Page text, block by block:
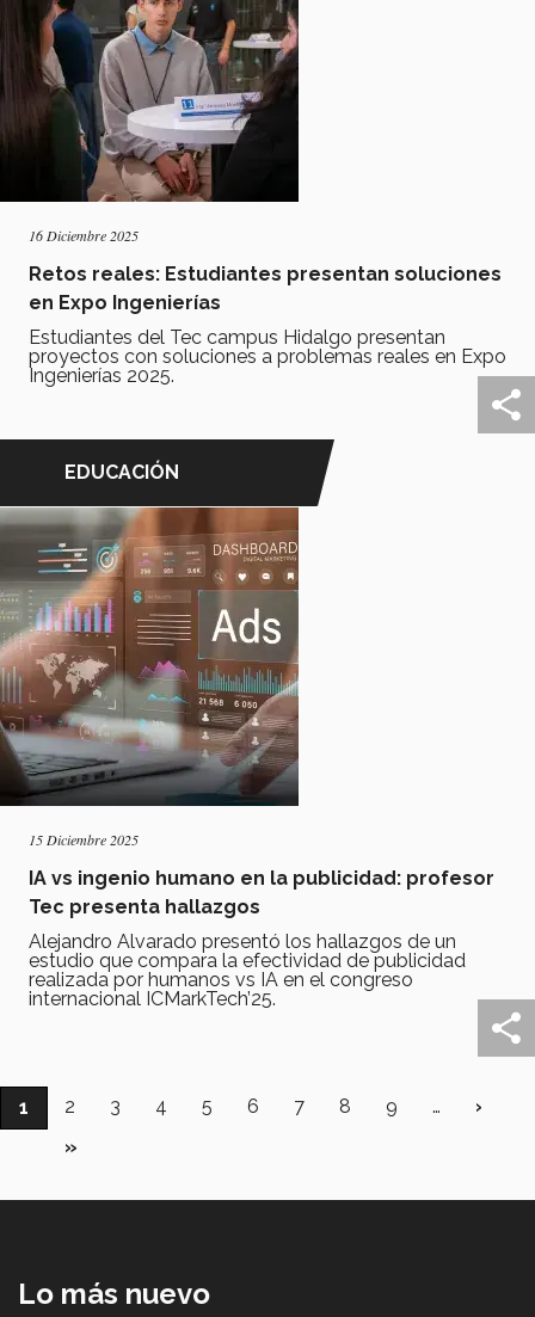
16 Diciembre 2025
Retos reales: Estudiantes presentan soluciones
en Expo Ingenierías
Estudiantes del Tec campus Hidalgo presentan
proyectos con soluciones a problemas reales en Expo
Ingenierías 2025.
EDUCACIÓN
15 Diciembre 2025
IA vs ingenio humano en la publicidad: profesor
Tec presenta hallazgos
Alejandro Alvarado presentó los hallazgos de un
estudio que compara la efectividad de publicidad
realizada por humanos vs IA en el congreso
internacional ICMarkTech’25.
Paginación
Página
actual
1 Página
2 Página
3 Página
4 Página
5 Página
6 Página
7 Página
8 Página
9 …
›
Última
»
Lo más nuevo